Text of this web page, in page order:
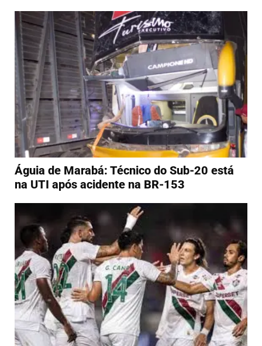
Águia de Marabá: Técnico do Sub-20 está
na UTI após acidente na BR-153